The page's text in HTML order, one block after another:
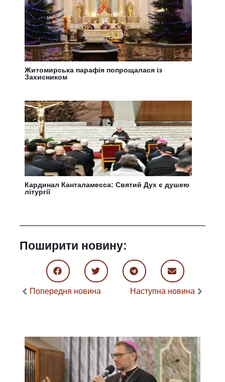
Житомирська парафія попрощалася із
Захисником
Кардинал Канталамесса: Святий Дух є душею
літургії
Поширити новину:
Попередня новина Наступна новина